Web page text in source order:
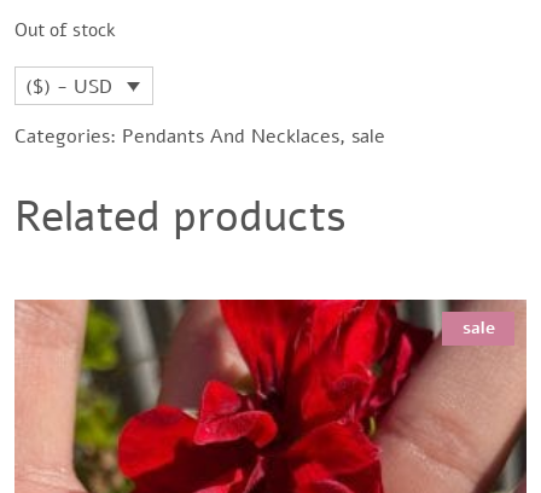
Out of stock
($) - USD
Categories: Pendants And Necklaces, sale
Related products
sale